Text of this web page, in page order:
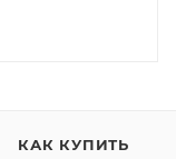
КАК КУПИТЬ